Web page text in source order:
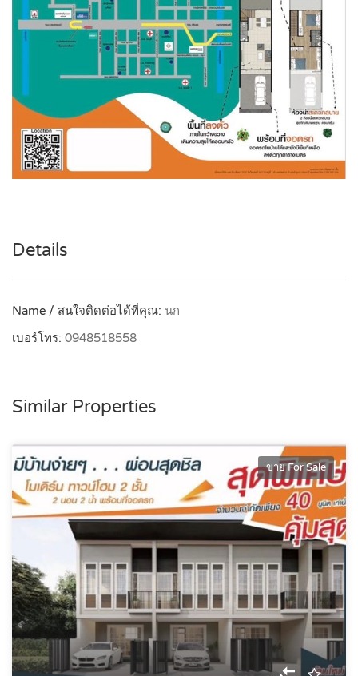
Details
Name / สนใจติดต่อได้ที่คุณ: นก
เบอร์โทร: 0948518558
Similar Properties
ขาย For Sale